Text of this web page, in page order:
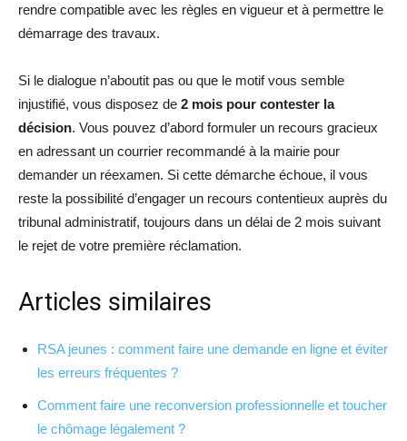
rendre compatible avec les règles en vigueur et à permettre le
démarrage des travaux.
Si le dialogue n’aboutit pas ou que le motif vous semble
injustifié, vous disposez de 2 mois pour contester la
décision. Vous pouvez d’abord formuler un recours gracieux
en adressant un courrier recommandé à la mairie pour
demander un réexamen. Si cette démarche échoue, il vous
reste la possibilité d’engager un recours contentieux auprès du
tribunal administratif, toujours dans un délai de 2 mois suivant
le rejet de votre première réclamation.
Articles similaires
RSA jeunes : comment faire une demande en ligne et éviter
les erreurs fréquentes ?
Comment faire une reconversion professionnelle et toucher
le chômage légalement ?